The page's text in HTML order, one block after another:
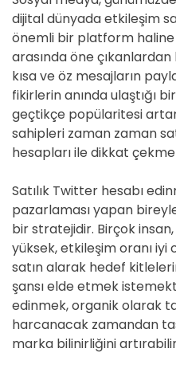
dijital dünyada etkileşim
önemli bir platform
arasında öne
kısa ve öz mesajların
fikirlerin anında ulaştığı
geçtikçe popülaritesi
sahipleri zaman zaman
hesapları ile dikkat
Satılık Twitter hesabı
pazarlaması yapan
bir stratejidir. Birçok
yüksek, etkileşim oranı iyi
satın alarak hedef
şansı elde etmek
edinmek, organik olarak
harcanacak zamandan
marka bilinirliğini